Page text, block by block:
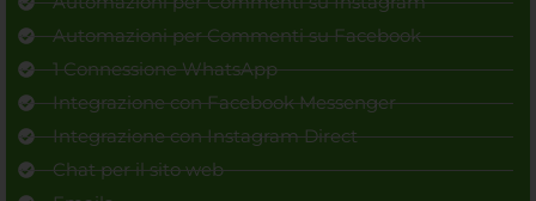
Automazioni per Commenti su Facebook
1 Connessione WhatsApp
Integrazione con Facebook Messenger
Integrazione con Instagram Direct
Chat per il sito web